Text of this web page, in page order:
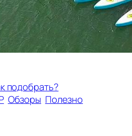
подобрать?
Обзоры Полезно